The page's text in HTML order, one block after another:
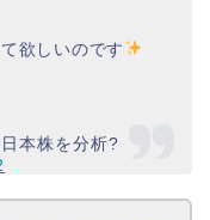
欲しいのです
本株を分析?